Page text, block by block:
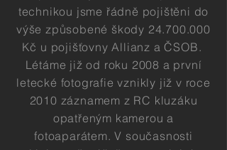
technikou jsme řádně pojištěni do
výše způsobené škody 24.700.000
Kč u pojišťovny Allianz a ČSOB.
Létáme již od roku 2008 a první
letecké fotografie vznikly již v roce
2010 záznamem z RC kluzáku
opatřeným kamerou a
fotoaparátem. V současnosti